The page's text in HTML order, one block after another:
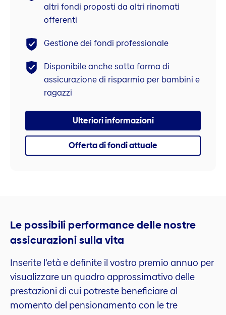
altri fondi proposti da altri rinomati
offerenti
Gestione dei fondi professionale
Disponibile anche sotto forma di
assicurazione di risparmio per bambini e
ragazzi
Ulteriori informazioni
Offerta di fondi attuale
Le possibili performance delle nostre
assicurazioni sulla vita
Inserite l’età e definite il vostro premio annuo per
visualizzare un quadro approssimativo delle
prestazioni di cui potreste beneficiare al
momento del pensionamento con le tre